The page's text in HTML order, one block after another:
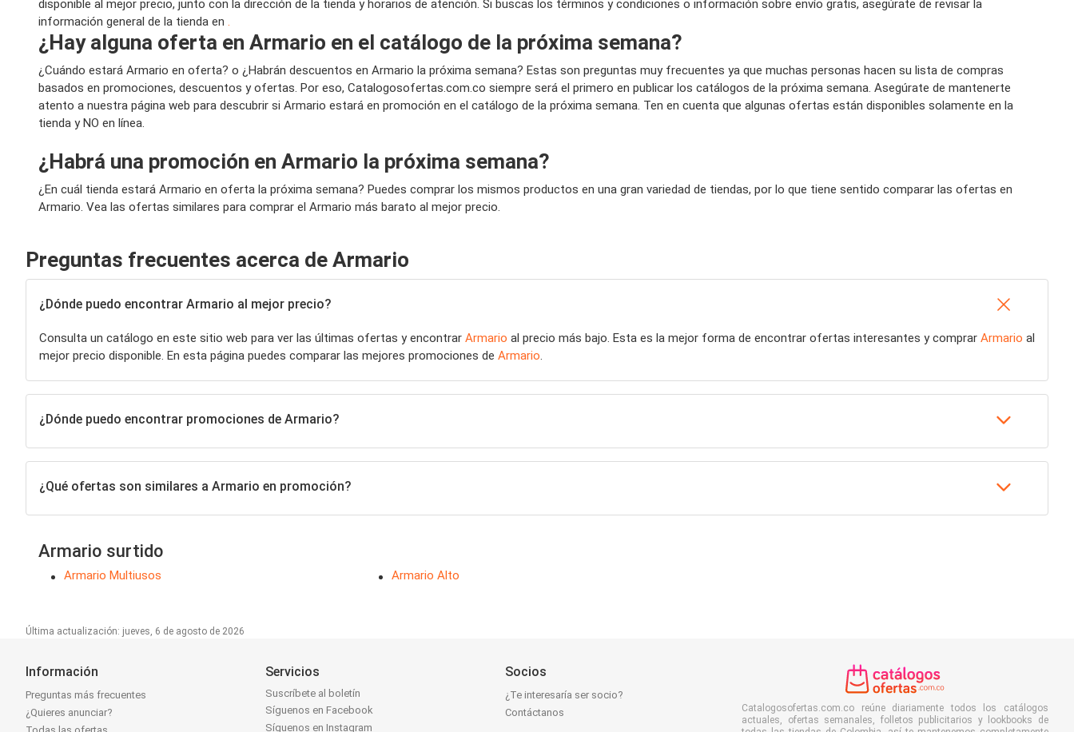
disponible al mejor precio, junto con la dirección de la tienda y horarios de atención. Si buscas los términos y condiciones o información sobre envío gratis, asegúrate de revisar la
información general de la tienda en
¿Hay alguna oferta en Armario en el catálogo de la próxima semana?
¿Cuándo estará Armario en oferta? o ¿Habrán descuentos en Armario la próxima semana? Estas son preguntas muy frecuentes ya que muchas personas hacen su lista de compras
basados en promociones, descuentos y ofertas. Por eso, Catalogosofertas.com.co siempre será el primero en publicar los catálogos de la próxima semana. Asegúrate de mantenerte
atento a nuestra página web para descubrir si Armario estará en promoción en el catálogo de la próxima semana. Ten en cuenta que algunas ofertas están disponibles solamente en la
tienda y NO en línea.
¿Habrá una promoción en Armario la próxima semana?
¿En cuál tienda estará Armario en oferta la próxima semana? Puedes comprar los mismos productos en una gran variedad de tiendas, por lo que tiene sentido comparar las ofertas en
Armario. Vea las ofertas similares para comprar el Armario más barato al mejor precio.
Preguntas frecuentes acerca de Armario
¿Dónde puedo encontrar Armario al mejor precio?
Consulta un catálogo en este sitio web para ver las últimas ofertas y encontrar Armario al precio más bajo. Esta es la mejor forma de encontrar ofertas interesantes y comprar Armario al
mejor precio disponible. En esta página puedes comparar las mejores promociones de Armario
¿Dónde puedo encontrar promociones de Armario?
¿Qué ofertas son similares a Armario en promoción?
Armario surtido
Armario Multiusos Armario Alto
Última actualización: jueves, 6 de agosto de 2026
Información
Preguntas más frecuentes
¿Quieres anunciar?
Servicios
Suscríbete al boletín
Síguenos en Facebook
Síguenos en Instagram
Socios
¿Te interesaría ser socio?
Contáctanos
Catalogosofertas.com.co reúne diariamente todos los catálogos
actuales, ofertas semanales, folletos publicitarios y lookbooks de